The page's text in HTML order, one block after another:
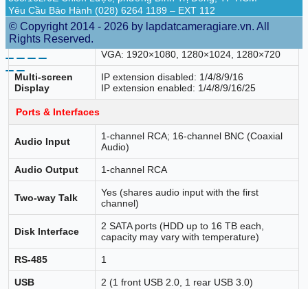
Video Output
1 HDMI, 1 VGA
HDMI: 3840×2160, 2560×1440,
VGA: 1920×1080, 1280×1024, 1280×720
Multi-screen
Display
IP extension disabled: 1/4/8/9/16
IP extension enabled: 1/4/8/9/16/25
Ports & Interfaces
Audio Input
1-channel RCA; 16-channel BNC (Coaxial
Audio)
Audio Output 1-channel RCA
Two-way Talk
Yes (shares audio input with the first
channel)
Disk Interface
2 SATA ports (HDD up to 16 TB each,
capacity may vary with temperature)
RS-485 1
USB 2 (1 front USB 2.0, 1 rear USB 3.0)
Yêu Cầu Bảo Hành (028) 6264 1189 – EXT 112
© Copyright 2014 - 2026 by lapdatcameragiare.vn. All
Rights Reserved.